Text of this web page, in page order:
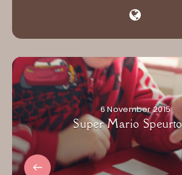
6 November 2015
Super Mario